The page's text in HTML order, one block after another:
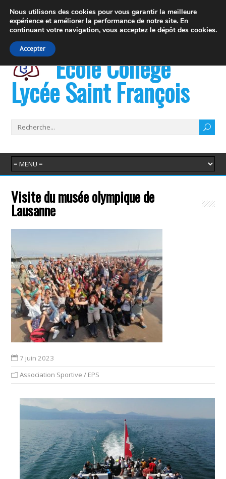
19 rue Fernand David 74100 Ville la Grand
info@juvenat.com
+33 4 50 37 76 01
École Collège
Lycée Saint François
Visite du musée olympique de
Lausanne
7 juin 2023
Association Sportive / EPS
Nous utilisons des cookies pour vous garantir la meilleure
expérience et améliorer la performance de notre site. En
continuant votre navigation, vous acceptez le dépôt des cookies.
Accepter